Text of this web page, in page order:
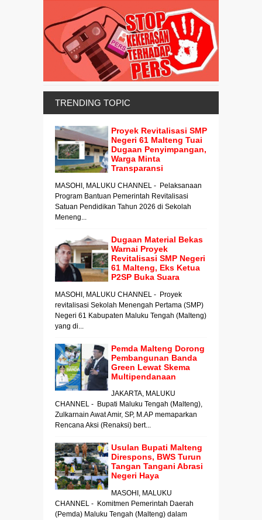
TRENDING TOPIC
Proyek Revitalisasi SMP
Negeri 61 Malteng Tuai
Dugaan Penyimpangan,
Warga Minta
Transparansi
MASOHI, MALUKU CHANNEL - Pelaksanaan
Program Bantuan Pemerintah Revitalisasi
Satuan Pendidikan Tahun 2026 di Sekolah
Meneng...
Dugaan Material Bekas
Warnai Proyek
Revitalisasi SMP Negeri
61 Malteng, Eks Ketua
P2SP Buka Suara
MASOHI, MALUKU CHANNEL - Proyek
revitalisasi Sekolah Menengah Pertama (SMP)
Negeri 61 Kabupaten Maluku Tengah (Malteng)
yang di...
Pemda Malteng Dorong
Pembangunan Banda
Green Lewat Skema
Multipendanaan
JAKARTA, MALUKU
CHANNEL - Bupati Maluku Tengah (Malteng),
Zulkarnain Awat Amir, SP, M.AP memaparkan
Rencana Aksi (Renaksi) bert...
Usulan Bupati Malteng
Direspons, BWS Turun
Tangan Tangani Abrasi
Negeri Haya
MASOHI, MALUKU
CHANNEL - Komitmen Pemerintah Daerah
(Pemda) Maluku Tengah (Malteng) dalam